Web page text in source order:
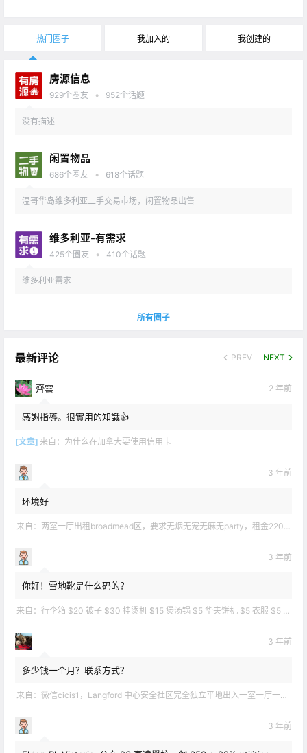
热门圈子 我加入的 我创建的
房源信息
929个圈友 • 952个话题
没有描述
闲置物品
686个圈友 • 618个话题
温哥华岛维多利亚二手交易市场，闲置物品出售
维多利亚-有需求
425个圈友 • 410个话题
维多利亚需求
所有圈子
最新评论 PREV NEXT
齊雲 2 年前
感謝指導。很實用的知識👍
[文章] 来自： 为什么在加拿大要使用信用卡
3 年前
环境好
来自： 两室一厅出租broadmead区，要求无烟无宠无麻无party，租金2200不包水电有意短信联系2508858496
3 年前
你好！雪地靴是什么码的？
来自： 行李箱 $20 被子 $30 挂烫机 $15 煲汤锅 $5 华夫饼机 $5 衣服 $5 雪地靴 $10 滑雪手套 $10 宜家衣物收纳 .
3 年前
多少钱一个月？联系方式？
来自： 微信cicis1，Langford 中心安全社区完全独立平地出入一室一厅一书房步行5分钟到公车站和商业圈 有后花园和.
3 年前